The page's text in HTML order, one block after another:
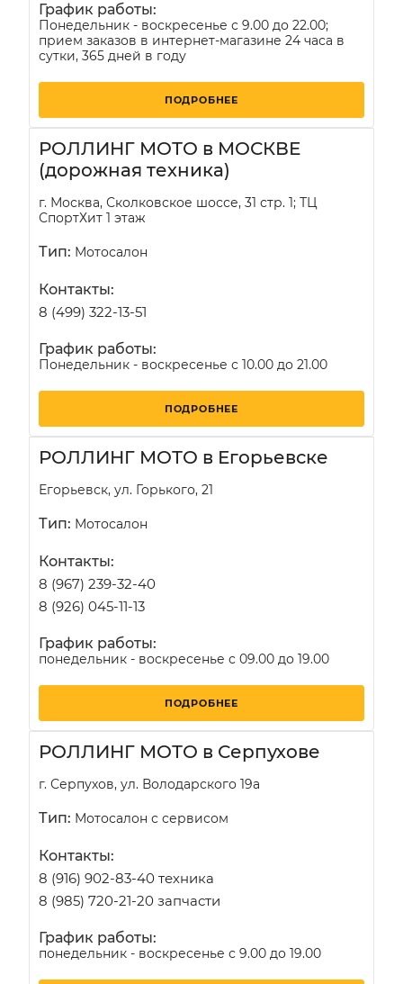
График работы:
Понедельник - воскресенье с 9.00 до 22.00;
прием заказов в интернет-магазине 24 часа в
сутки, 365 дней в году
ПОДРОБНЕЕ
РОЛЛИНГ МОТО в МОСКВЕ
(дорожная техника)
г. Москва, Сколковское шоссе, 31 стр. 1​; ТЦ
СпортХит 1 этаж
Тип: Мотосалон
Контакты:
8 (499) 322-13-51
График работы:
Понедельник - воскресенье с 10.00 до 21.00
ПОДРОБНЕЕ
РОЛЛИНГ МОТО в Егорьевске
Егорьевск, ул. Горького, 21
Тип: Мотосалон
Контакты:
8 (967) 239-32-40
8 (926) 045-11-13
График работы:
понедельник - воскресенье с 09.00 до 19.00
ПОДРОБНЕЕ
РОЛЛИНГ МОТО в Серпухове
г. Серпухов, ул. Володарского 19а
Тип: Мотосалон с сервисом
Контакты:
8 (916) 902-83-40 техника
8 (985) 720-21-20 запчасти
График работы:
понедельник - воскресенье с 9.00 до 19.00